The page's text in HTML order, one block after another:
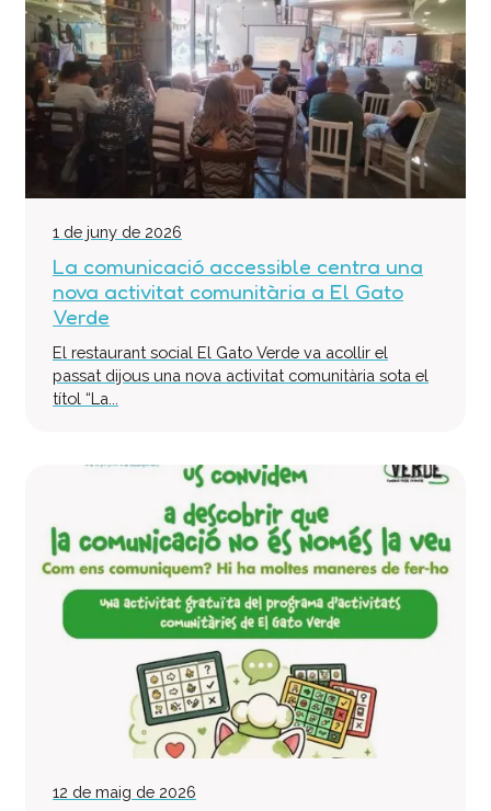
1 de juny de 2026
La comunicació accessible centra una
nova activitat comunitària a El Gato
Verde
El restaurant social El Gato Verde va acollir el
passat dijous una nova activitat comunitària sota el
títol “La...
12 de maig de 2026